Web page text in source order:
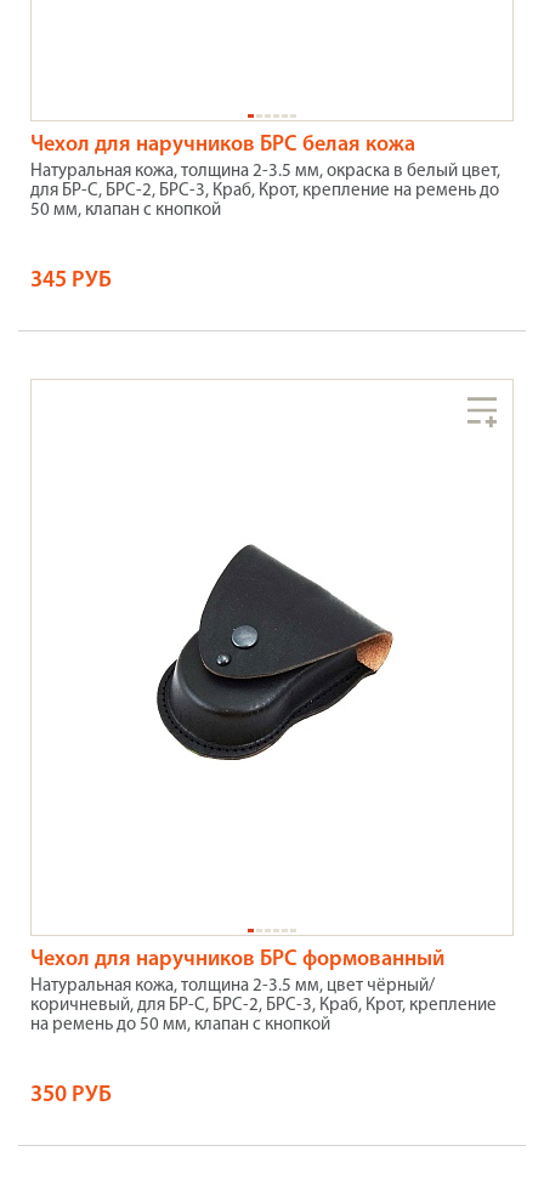
Чехол для наручников БРС белая кожа
Натуральная кожа, толщина 2-3.5 мм, окраска в белый цвет,
для БР-С, БРС-2, БРС-3, Краб, Крот, крепление на ремень до
50 мм, клапан с кнопкой
345 РУБ
Чехол для наручников БРС формованный
Натуральная кожа, толщина 2-3.5 мм, цвет чёрный/
коричневый, для БР-С, БРС-2, БРС-3, Краб, Крот, крепление
на ремень до 50 мм, клапан с кнопкой
350 РУБ